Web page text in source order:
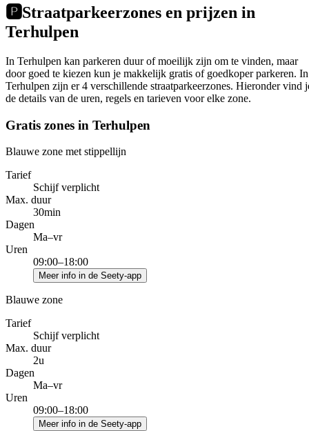
🅿️Straatparkeerzones en prijzen in
Terhulpen
In Terhulpen kan parkeren duur of moeilijk zijn om te vinden, maar
door goed te kiezen kun je makkelijk gratis of goedkoper parkeren. In
Terhulpen zijn er 4 verschillende straatparkeerzones. Hieronder vind
de details van de uren, regels en tarieven voor elke zone.
Gratis zones in Terhulpen
Blauwe zone met stippellijn
Tarief
Schijf verplicht
Max. duur
30min
Dagen
Ma–vr
Uren
09:00–18:00
Meer info in de Seety-app
Blauwe zone
Tarief
Schijf verplicht
Max. duur
2u
Dagen
Ma–vr
Uren
09:00–18:00
Meer info in de Seety-app